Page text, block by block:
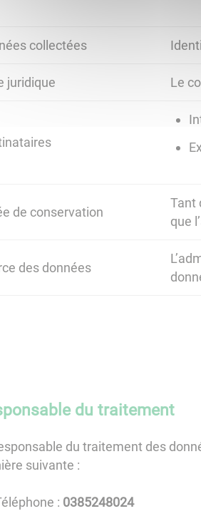
collectées
juridique Le
de conservation
Tant
que
des données
du traitement
du traitement des
suivante :
: 4208425830